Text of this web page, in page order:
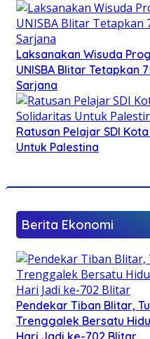
Laksanakan Wisuda
UNISBA Blitar Tetapkan
Sarjana
Ratusan Pelajar SDI
Untuk Palestina
Berita Ekonomi
Pendekar Tiban Blitar,
Trenggalek Bersatu
Hari Jadi ke-702 Blitar